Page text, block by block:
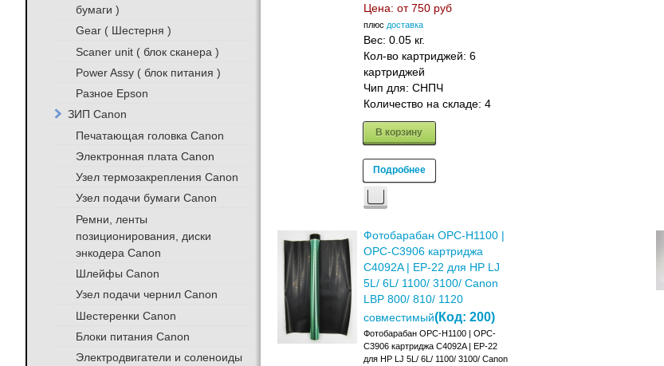
Цена: от 750 руб
плюс доставка
Вес: 0.05 кг.
Кол-во картриджей: 6
картриджей
Чип для: СНПЧ
Количество на складе: 4
В корзину
Подробнее
Фотобарабан OPC-H1100 |
OPC-C3906 картриджа
C4092A | EP-22 для HP LJ
5L/ 6L/ 1100/ 3100/ Canon
LBP 800/ 810/ 1120
совместимый(Код: 200)
Фотобарабан OPC-H1100 | OPC-
C3906 картриджа C4092A | EP-22
для HP LJ 5L/ 6L/ 1100/ 3100/ Canon
бумаги )
Gear ( Шестерня )
Scaner unit ( блок сканера )
Power Assy ( блок питания )
Разное Epson
ЗИП Canon
Печатающая головка Canon
Электронная плата Canon
Узел термозакрепления Canon
Узел подачи бумаги Canon
Ремни, ленты
позиционирования, диски
энкодера Canon
Шлейфы Canon
Узел подачи чернил Canon
Шестеренки Canon
Блоки питания Canon
Электродвигатели и соленоиды